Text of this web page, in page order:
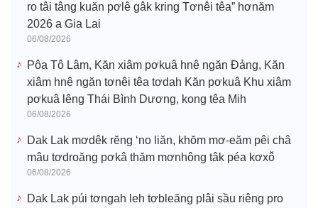
ro tâi tâng kuăn pơlê gâk kring Tơnêi têa” hơnăm
2026 a Gia Lai
06/08/2026
Pôa Tô Lâm, Kăn xiâm pơkuâ hnê ngăn Đảng, Kăn
xiâm hnê ngăn tơnêi têa tơdah Kăn pơkuâ Khu xiâm
pơkuâ lêng Thái Bình Dương, kong têa Mih
06/08/2026
Dak Lak mơdêk rĕng ‘no liăn, khŏm mơ-eăm pêi châ
mâu tơdroăng pơkâ thăm mơnhông tâk péa kơxô̆
06/08/2026
Dak Lak púi tơngah leh tơbleăng plâi sầu riêng pro